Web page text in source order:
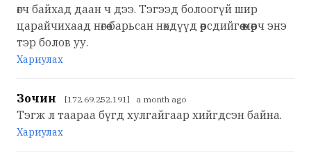
өгч байхад даан ч дээ. Тэгээд болоогүй шир
царайчихаад нөгөө барьсан нөхдүүд өөрсдийгөө өмөөрч энэ
тэр болов уу.
Хариулах
Зочин [172.69.252.191] a month ago
Тэгж л таараа бүгд хулгайгаар хийгдсэн байна.
Хариулах